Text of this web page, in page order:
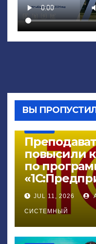
ВЫ
повысили
по
JUL 11, 2026
СИСТЕМНЫЙ